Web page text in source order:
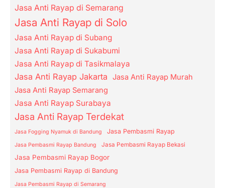
Jasa Anti Rayap di Semarang
Jasa Anti Rayap di Solo
Jasa Anti Rayap di Subang
Jasa Anti Rayap di Sukabumi
Jasa Anti Rayap di Tasikmalaya
Jasa Anti Rayap Jakarta
Jasa Anti Rayap Murah
Jasa Anti Rayap Semarang
Jasa Anti Rayap Surabaya
Jasa Anti Rayap Terdekat
Jasa Fogging Nyamuk di Bandung Jasa Pembasmi Rayap
Jasa Pembasmi Rayap Bandung Jasa Pembasmi Rayap Bekasi
Jasa Pembasmi Rayap Bogor
Jasa Pembasmi Rayap di Bandung
Jasa Pembasmi Rayap di Semarang